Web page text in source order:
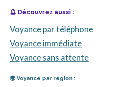
🔮 Découvrez aussi :
Voyance par téléphone
Voyance immédiate
Voyance sans attente
🌍 Voyance par région :